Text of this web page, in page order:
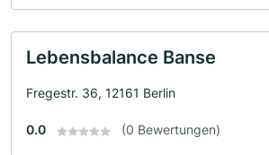
Lebensbalance Banse
Fregestr. 36, 12161 Berlin
0.0 (0 Bewertungen)